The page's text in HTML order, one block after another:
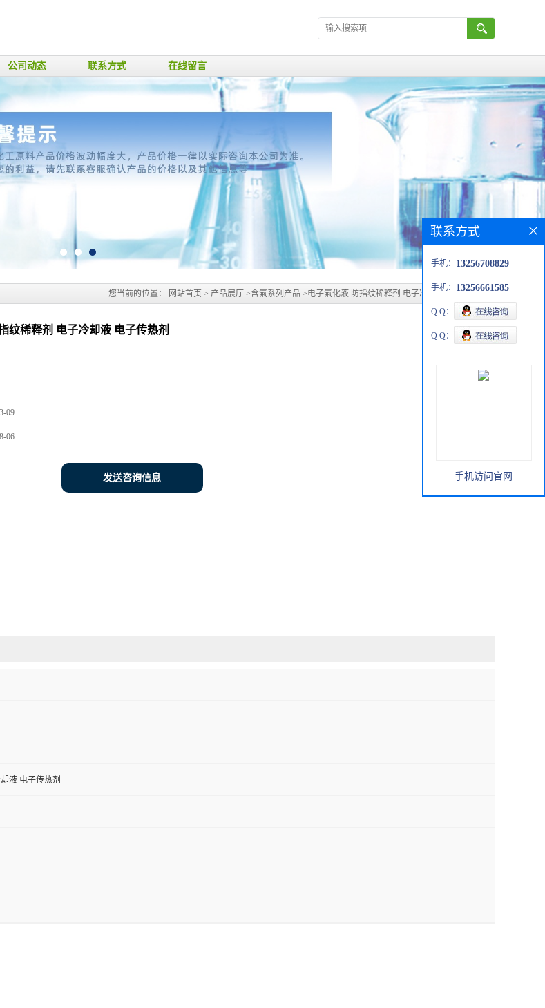
公司动态 联系方式 在线留言
您当前的位置： 网站首页 > 产品展厅 >含氟系列产品 >电子氟化液 防指纹稀释剂 电子冷却液 电子传热剂
纹稀释剂 电子冷却液 电子传热剂
09
06
发送咨询信息
液 电子传热剂
联系方式
手机： 13256708829
手机： 13256661585
Q Q：
Q Q：
手机访问官网